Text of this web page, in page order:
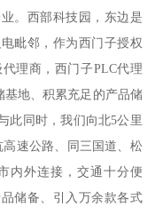
。西部科技园，东边是
毗邻，作为西门子授权
理商，西门子PLC代理
基地、积累充足的产品储
此同时，我们向北5公里
速公路、同三国道、松
内外连接，交通十分便
储备、引入万余款各式